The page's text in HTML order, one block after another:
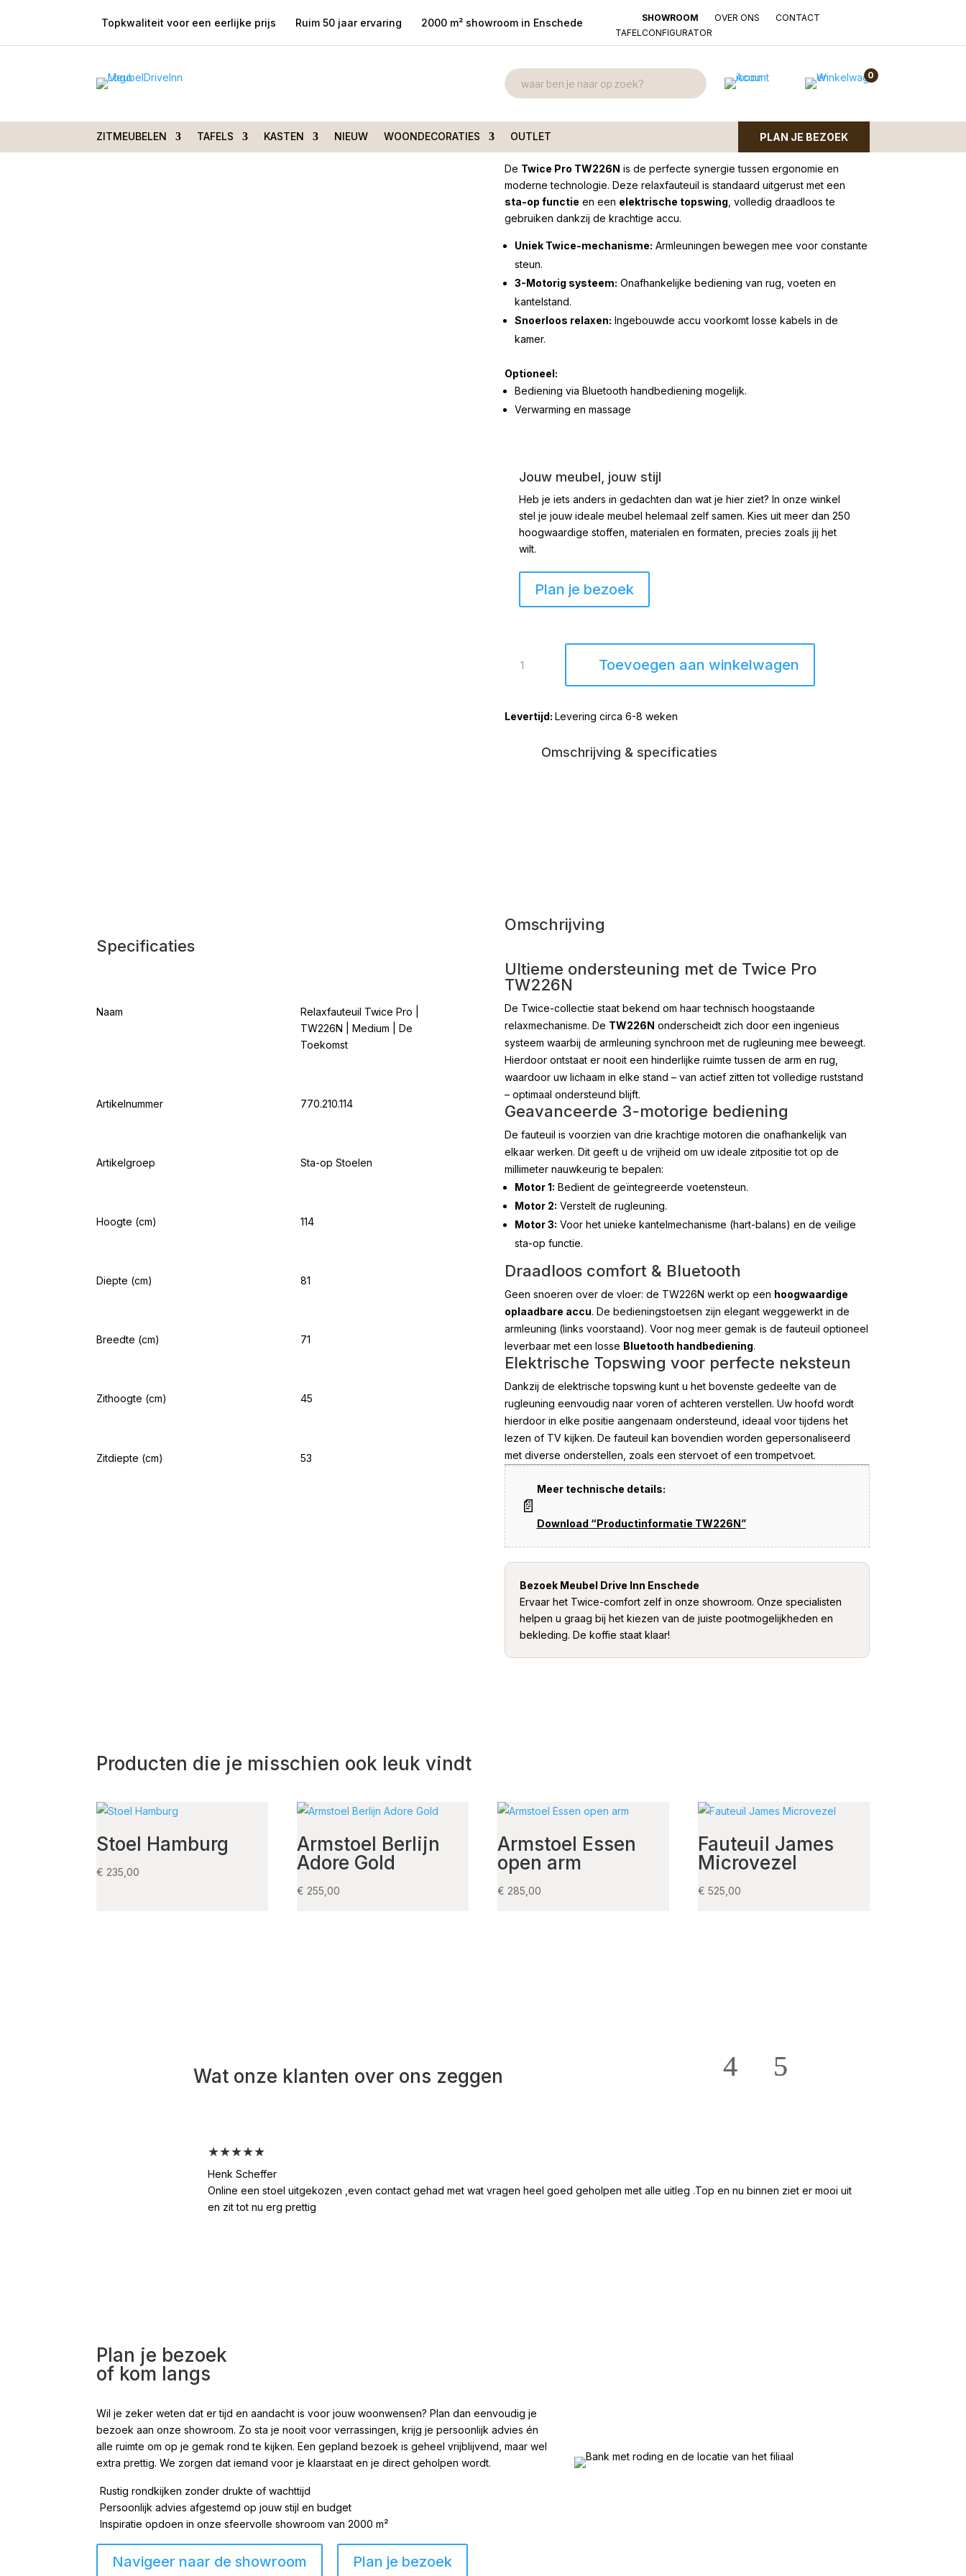
Topkwaliteit voor een eerlijke prijs Ruim 50 jaar ervaring 2000 m² showroom in Enschede SHOWROOM OVER ONS
CONTACT
TAFELCONFIGURATOR
0
ZITMEUBELEN TAFELS KASTEN NIEUW WOONDECORATIES OUTLET PLAN JE BEZOEK
TW226N | De Toekomst
Relaxfauteuil Twice Pro | TW226N |
De Toekomst
€4.099,00
De Twice Pro TW226N is de perfecte synergie tussen ergonomie en
moderne technologie. Deze relaxfauteuil is standaard uitgerust met een
sta-op functie en een elektrische topswing , volledig draadloos te
gebruiken dankzij de krachtige accu.
Uniek Twice-mechanisme: Armleuningen bewegen mee voor constante
steun.
3-Motorig systeem: Onafhankelijke bediening van rug, voeten en
kantelstand.
Snoerloos relaxen: Ingebouwde accu voorkomt losse kabels in de
kamer.
Optioneel:
Bediening via Bluetooth handbediening mogelijk.
Verwarming en massage
Jouw meubel, jouw stijl
Heb je iets anders in gedachten dan wat je hier ziet? In onze winkel
stel je jouw ideale meubel helemaal zelf samen. Kies uit meer dan 250
hoogwaardige stoffen, materialen en formaten, precies zoals jij het
wilt.
Plan je bezoek
Twice
TW226N
Toevoegen aan winkelwagen
Levering circa 6-8 weken
Omschrijving & specificaties
Specificaties
Naam
Relaxfauteuil Twice Pro |
TW226N | Medium | De
Toekomst
Artikelnummer 770.210.114
Artikelgroep Sta-op Stoelen
Hoogte (cm) 114
Diepte (cm) 81
Breedte (cm) 71
Zithoogte (cm) 45
Zitdiepte (cm) 53
Omschrijving
Ultieme ondersteuning met de Twice Pro
TW226N
De Twice-collectie staat bekend om haar technisch hoogstaande
relaxmechanisme. De TW226N onderscheidt zich door een ingenieus
systeem waarbij de armleuning synchroon met de rugleuning mee beweegt.
Hierdoor ontstaat er nooit een hinderlijke ruimte tussen de arm en rug,
waardoor uw lichaam in elke stand – van actief zitten tot volledige ruststand
– optimaal ondersteund blijft.
Geavanceerde 3-motorige bediening
De fauteuil is voorzien van drie krachtige motoren die onafhankelijk van
elkaar werken. Dit geeft u de vrijheid om uw ideale zitpositie tot op de
millimeter nauwkeurig te bepalen:
Motor 1: Bedient de geïntegreerde voetensteun.
Motor 2: Verstelt de rugleuning.
Motor 3: Voor het unieke kantelmechanisme (hart-balans) en de veilige
sta-op functie.
Draadloos comfort & Bluetooth
Geen snoeren over de vloer: de TW226N werkt op een hoogwaardige
oplaadbare accu. De bedieningstoetsen zijn elegant weggewerkt in de
armleuning (links voorstaand). Voor nog meer gemak is de fauteuil optioneel
leverbaar met een losse Bluetooth handbediening.
Elektrische Topswing voor perfecte neksteun
Dankzij de elektrische topswing kunt u het bovenste gedeelte van de
rugleuning eenvoudig naar voren of achteren verstellen. Uw hoofd wordt
hierdoor in elke positie aangenaam ondersteund, ideaal voor tijdens het
lezen of TV kijken. De fauteuil kan bovendien worden gepersonaliseerd
met diverse onderstellen, zoals een stervoet of een trompetvoet.
📄
Meer technische details:
Download “Productinformatie TW226N”
Bezoek Meubel Drive Inn Enschede
Ervaar het Twice-comfort zelf in onze showroom. Onze specialisten
helpen u graag bij het kiezen van de juiste pootmogelijkheden en
bekleding. De koffie staat klaar!
Producten die je misschien ook leuk vindt
Stoel Hamburg
€ 235,00
Armstoel Berlijn
Adore Gold
€ 255,00
Armstoel Essen
open arm
€ 285,00
Fauteuil James
Microvezel
€ 525,00
Wat onze klanten over ons zeggen
★★★★★
Henk Scheffer
Online een stoel uitgekozen ,even contact gehad met wat vragen heel goed geholpen met alle uitleg .Top en nu binnen ziet er mooi uit
en zit tot nu erg prettig
Plan je bezoek
of kom langs
Wil je zeker weten dat er tijd en aandacht is voor jouw woonwensen? Plan dan eenvoudig je
bezoek aan onze showroom. Zo sta je nooit voor verrassingen, krijg je persoonlijk advies én
alle ruimte om op je gemak rond te kijken. Een gepland bezoek is geheel vrijblijvend, maar wel
extra prettig. We zorgen dat iemand voor je klaarstaat en je direct geholpen wordt.
Rustig rondkijken zonder drukte of wachttijd
Persoonlijk advies afgestemd op jouw stijl en budget
Inspiratie opdoen in onze sfeervolle showroom van 2000 m²
Navigeer naar de showroom Plan je bezoek